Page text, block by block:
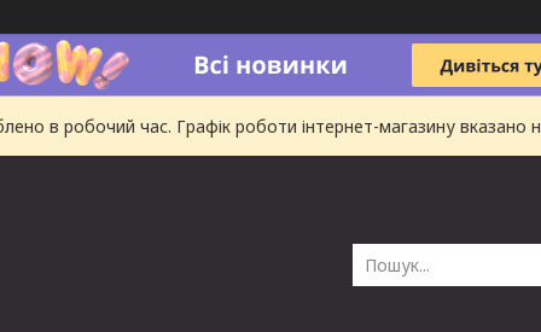
в робочий час. Графік роботи інтернет-магазину вказано